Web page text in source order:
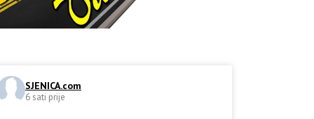
SJENICA.com
6 sati prije